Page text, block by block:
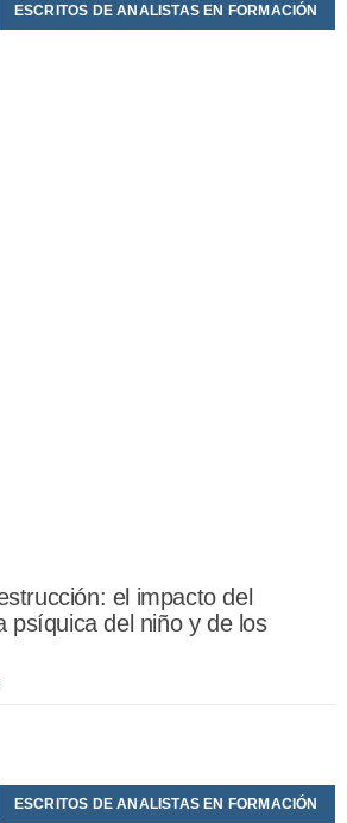
ESCRITOS DE ANALISTAS EN FORMACIÓN
el impacto del
psíquica del niño y de los
ESCRITOS DE ANALISTAS EN FORMACIÓN